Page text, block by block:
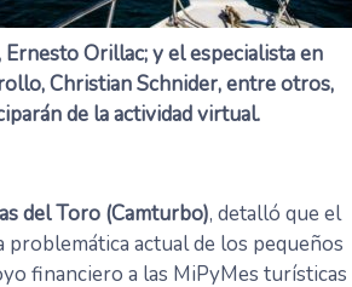
Ernesto Orillac; y el especialista en
Christian Schnider, entre otros,
de la actividad virtual.
del Toro (Camturbo), detalló que el
actual de los pequeños
financiero a las MiPyMes turísticas